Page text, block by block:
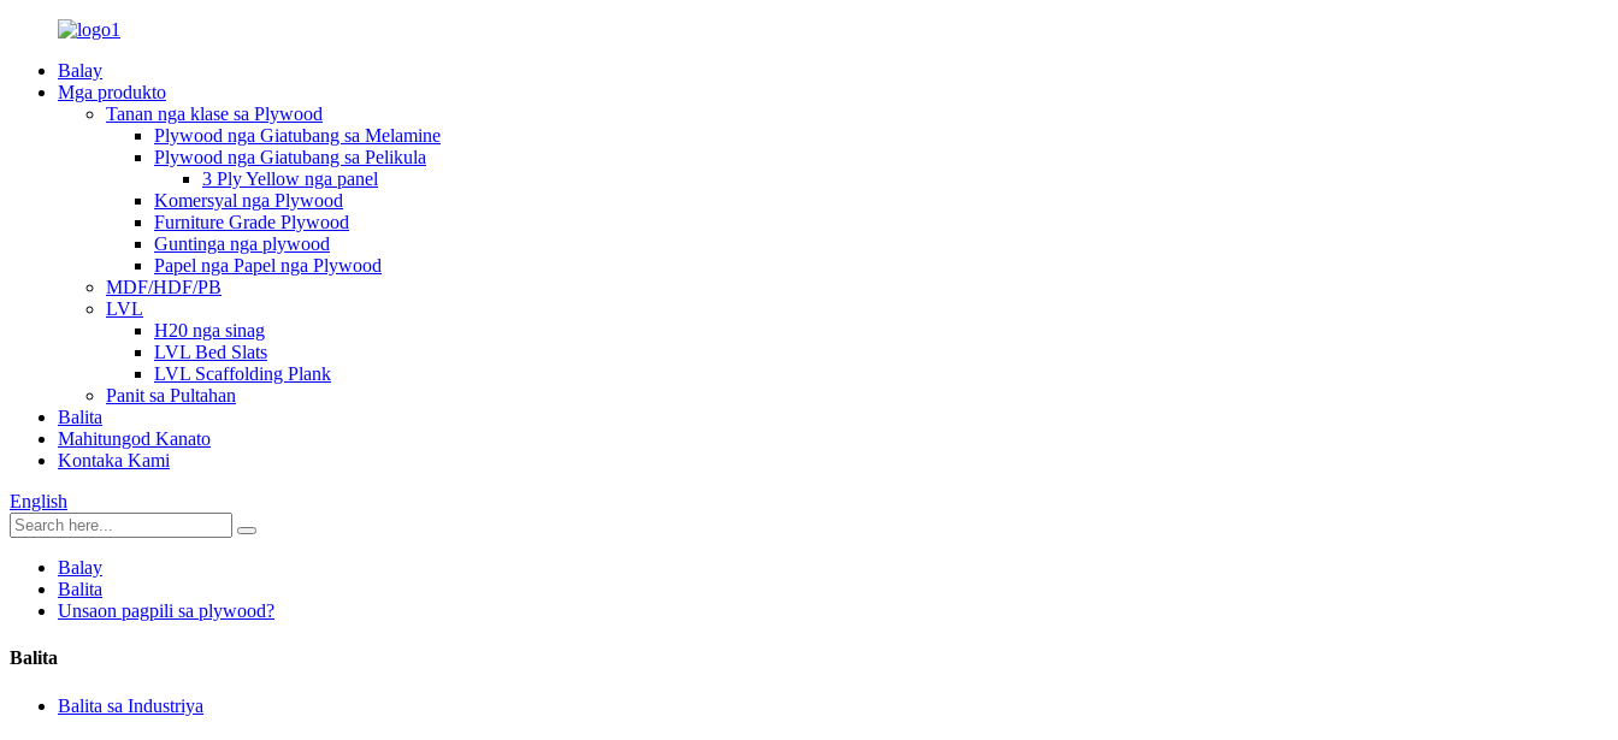
Balay
Mga produkto
Tanan nga klase sa Plywood
Plywood nga Giatubang sa Melamine
Plywood nga Giatubang sa Pelikula
3 Ply Yellow nga panel
Komersyal nga Plywood
Furniture Grade Plywood
Guntinga nga plywood
Papel nga Papel nga Plywood
MDF/HDF/PB
LVL
H20 nga sinag
LVL Bed Slats
LVL Scaffolding Plank
Panit sa Pultahan
Balita
Mahitungod Kanato
Kontaka Kami
English
Balay
Balita
Unsaon pagpili sa plywood?
Balita
Balita sa Industriya